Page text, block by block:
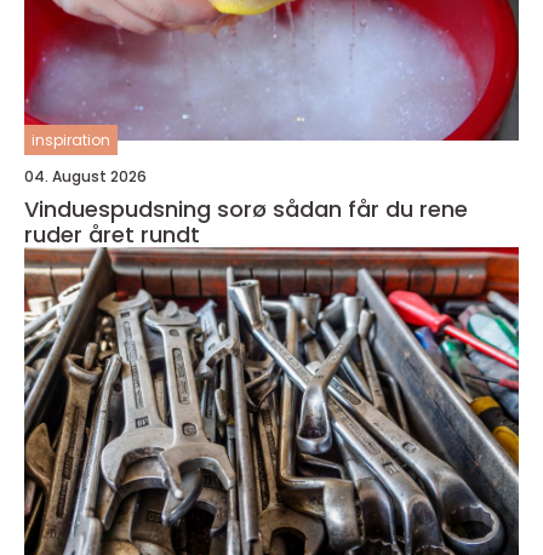
inspiration
04. August 2026
Vinduespudsning sorø sådan får du rene
ruder året rundt